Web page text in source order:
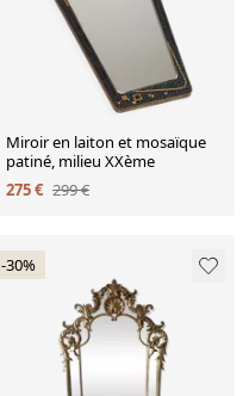
Miroir en laiton et mosaïque
patiné, milieu XXème
275 € 299 €
-30%